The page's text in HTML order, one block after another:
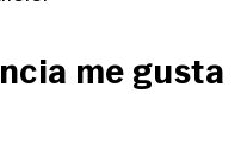
me gusta